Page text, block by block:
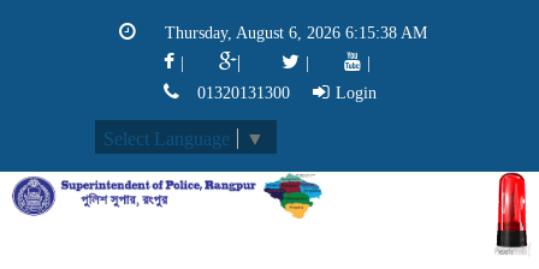
Thursday, August 6, 2026 6:15:38 AM
|
01320131300
Login
Select Language ▼